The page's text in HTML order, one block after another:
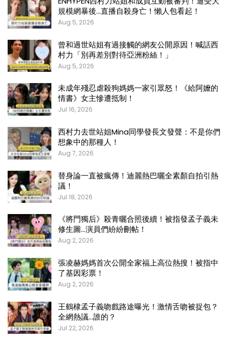
規模網暴後…直播自殺身亡！懶人包看起！
Aug 5, 2026
曾和過世站姐有過接觸的網友公開原因！喊話西
村力「別再差別對待亞洲粉絲！」
Aug 5, 2026
未成年殘忍虐殺狗媽媽一家引眾怒！《給阿嬤的
情書》女主慘遭抵制！
Jul 16, 2026
西村力去世站姐Mina同學發長文發聲：不是你們
想象中的那種人！
Aug 7, 2026
替身論一直被瘋傳！迪麗熱巴曬全素顏自拍引熱
議！
Jul 18, 2026
《將門獨后》殺青曬合照後續！被指發孟子義未
修生圖…演員們紛紛刪帖！
Aug 2, 2026
張凌赫媽媽首次公開全家福上高位熱搜！被指中
了基因彩票！
Aug 2, 2026
王鶴棣孟子義吻戲路途曝光！激情舌吻被捉包？
全網熱議…誰的？
Jul 22, 2026